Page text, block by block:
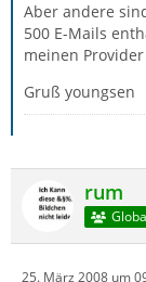
Aber andere
500 E-Mails
meinen
Gruß youngsen
rum
25. März 2008 um